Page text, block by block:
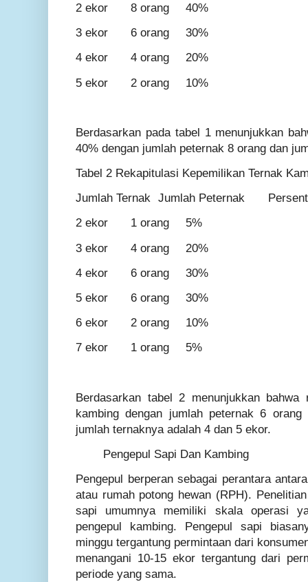
2 ekor
8 orang
40%
3 ekor
6 orang
30%
4 ekor
4 orang
20%
5 ekor
2 orang 10%
Berdasarkan pada tabel 1 menunjukkan
40% dengan jumlah peternak 8 orang dan
Tabel 2 Rekapitulasi Kepemilikan Ternak
Jumlah Ternak Jumlah Peternak
2 ekor
1 orang
5%
3 ekor
4 orang
20%
4 ekor
6 orang
30%
5 ekor
6 orang
30%
6 ekor
2 orang
10%
7 ekor
1 orang 5%
Berdasarkan tabel 2 menunjukkan
kambing dengan jumlah peternak 6
jumlah ternaknya adalah 4 dan 5 ekor.
Pengepul Sapi Dan Kambing
Pengepul berperan sebagai perantara
atau rumah potong hewan (RPH).
sapi umumnya memiliki skala operasi
pengepul kambing. Pengepul sapi
minggu tergantung permintaan dari
menangani 10-15 ekor tergantung dari
periode yang sama.